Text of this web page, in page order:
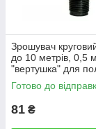
у
Зрошувач
до 10 метрів, 0,5
"вертушка" для
городу, саду, газону
"Батерфляй"
Готово до
81 ₴